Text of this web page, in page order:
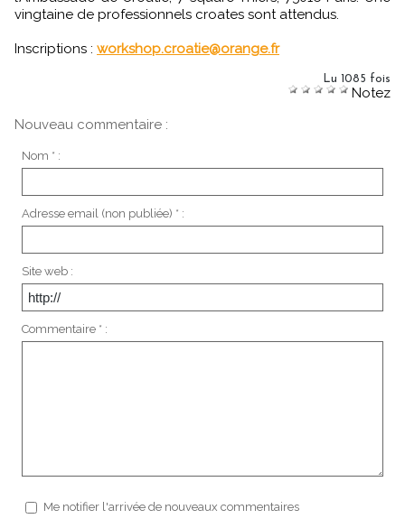
vingtaine de professionnels croates sont attendus.
Inscriptions : workshop.croatie@orange.fr
Lu 1085 fois
Notez
Nouveau commentaire :
Nom * :
Adresse email (non publiée) * :
Site web :
Commentaire * :
Me notifier l'arrivée de nouveaux commentaires